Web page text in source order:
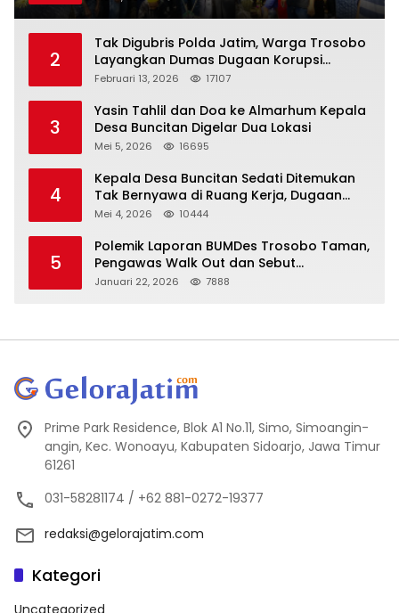
2
Tak Digubris Polda Jatim, Warga Trosobo
Layangkan Dumas Dugaan Korupsi
Oknum DPRD Sidoarjo ke Kapolri
Februari 13, 2026 17107
3
Yasin Tahlil dan Doa ke Almarhum Kepala
Desa Buncitan Digelar Dua Lokasi
Mei 5, 2026 16695
4
Kepala Desa Buncitan Sedati Ditemukan
Tak Bernyawa di Ruang Kerja, Dugaan
Bunuh Diri Menguat
Mei 4, 2026 10444
5
Polemik Laporan BUMDes Trosobo Taman,
Pengawas Walk Out dan Sebut
Kejanggalan
Januari 22, 2026 7888
Prime Park Residence, Blok A1 No.11, Simo, Simoangin-
angin, Kec. Wonoayu, Kabupaten Sidoarjo, Jawa Timur
61261
031-58281174 / +62 881-0272-19377
redaksi@gelorajatim.com
Kategori